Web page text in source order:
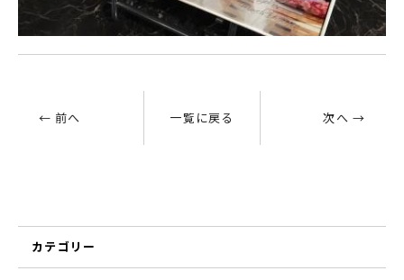
← 前へ 一覧に戻る 次へ →
カテゴリー